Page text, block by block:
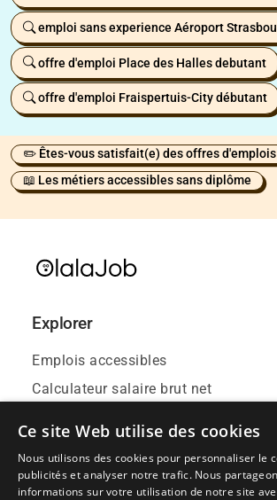
emploi sans experience Aéroport
offre d'emploi Place des Halles debutant
offre d'emploi Fraispertuis-City débutant
✏️ Êtes-vous satisfait(e) des offres d'emplois
📖 Les métiers accessibles sans diplôme
Explorer
Emplois accessibles
Calculateur salaire brut net
Événements emploi
Ce site Web utilise des cookies
Nous utilisons des cookies pour personnaliser le
publicités et analyser notre trafic. Nous
informations sur votre utilisation de notre site